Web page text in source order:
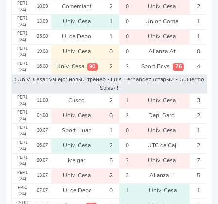
PER1
(24)
18.09 Comerciant 2 0 Univ. Cesa 2
PER1
(24)
13.09 Univ. Cesa 1 0 Union Come 1
PER1
(24)
25.08 U. de Depo 1 0 Univ. Cesa 1
PER1
(24)
19.08 Univ. Cesa 0 0 Alianza At 0
PER1
(24)
16.08 Univ. Cesa 90 2 2 Sport Boys 76
4
❗️ Univ. Cesar Vallejo: новый тренер - Luis Hernandez (старый - Guillermo
Salas) ❗️
PER1
(24)
11.08 Cusco 2 1 Univ. Cesa 3
PER1
(24)
04.08 Univ. Cesa 0 2 Dep. Garci 2
PER1
(24)
30.07 Sport Huan 1 0 Univ. Cesa 1
PER1
(24)
26.07 Univ. Cesa 2 0 UTC de Caj 2
PER1
(24)
20.07 Melgar 5 2 Univ. Cesa 7
PER1
(24)
13.07 Univ. Cesa 2 3 Alianza Li 5
FRIC
(24)
07.07 U. de Depo 0 1 Univ. Cesa 1
CSUD